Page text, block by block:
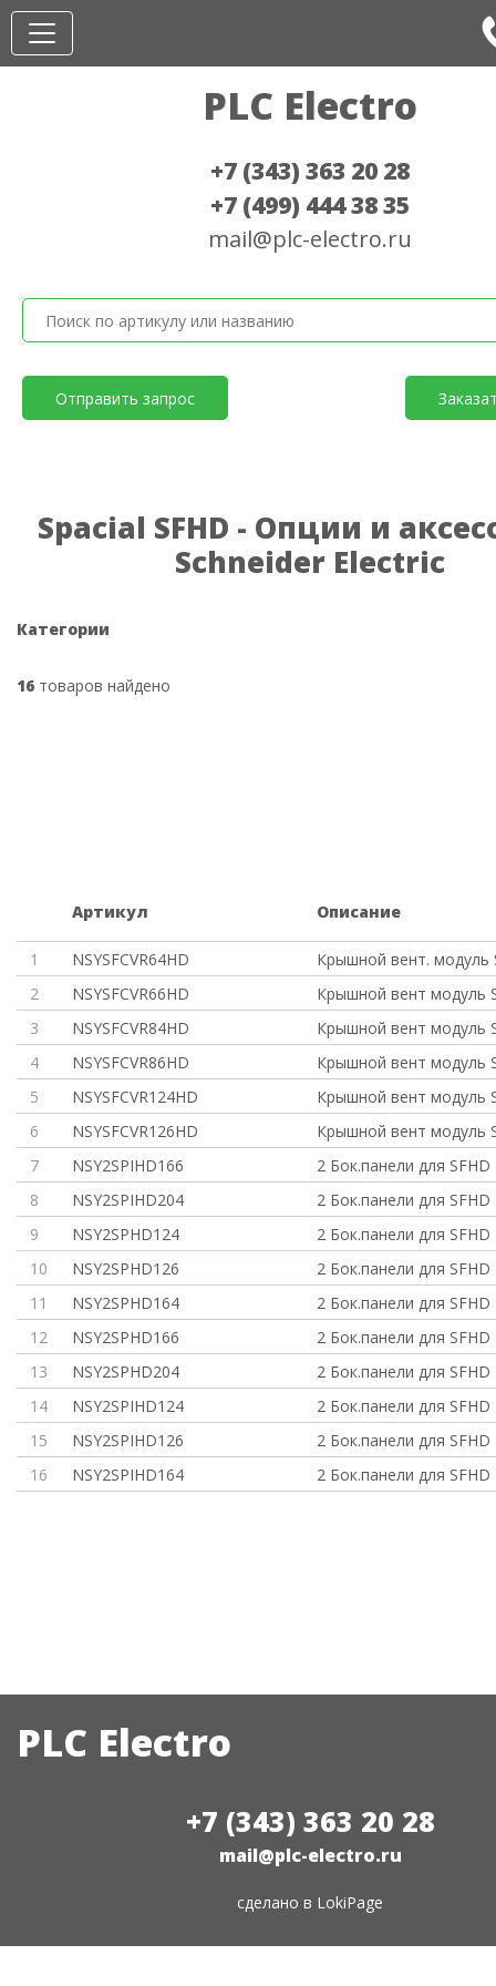
PLC Electro
+7 (343) 363 20 28
+7 (499) 444 38 35
mail@plc-electro.ru
Отправить запрос
Spacial SFHD - Опции и
Schneider Electric
Категории
16 товаров найдено
Артикул Описание
1 NSYSFCVR64HD
Крышной вент. модуль
2
NSYSFCVR66HD
Крышной вент модуль
3
NSYSFCVR84HD
Крышной вент модуль
4
NSYSFCVR86HD
Крышной вент модуль
5
NSYSFCVR124HD
Крышной вент модуль
6
NSYSFCVR126HD
Крышной вент модуль
7
NSY2SPIHD166
2 Бок.панели для SFHD
8
NSY2SPIHD204
2 Бок.панели для SFHD
9
NSY2SPHD124
2 Бок.панели для SFHD
10
NSY2SPHD126
2 Бок.панели для SFHD
11
NSY2SPHD164
2 Бок.панели для SFHD
12
NSY2SPHD166
2 Бок.панели для SFHD
13
NSY2SPHD204
2 Бок.панели для SFHD
14
NSY2SPIHD124
2 Бок.панели для SFHD
15
NSY2SPIHD126
2 Бок.панели для SFHD
16
NSY2SPIHD164 2 Бок.панели для SFHD
PLC Electro
+7 (343) 363 20 28
mail@plc-electro.ru
сделано в LokiPage